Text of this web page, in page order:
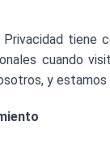
tiene
cuando
y